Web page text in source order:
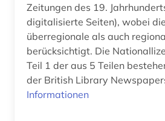
naher osten (5)
nationalsozialismus (1)
nepal (1)
Zeitungen des 19.
digitalisierte Seiten), wobei
überregionale als auch
berücksichtigt. Die
Teil 1 der aus 5 Teilen
der British Library
Informationen